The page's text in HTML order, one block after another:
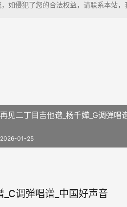
侵犯了您的合法权益，请联系本站，
再见二丁目吉他谱_杨千嬅_G调弹唱
2026-01-25
调弹唱谱_中国好声音